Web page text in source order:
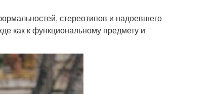
стереотипов и надоевшего
как к функциональному предмету и